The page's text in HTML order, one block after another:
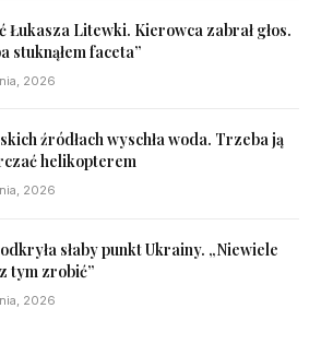
Łukasza Litewki. Kierowca zabrał głos.
stuknąłem faceta”
2026
źródłach wyschła woda. Trzeba ją
helikopterem
2026
słaby punkt Ukrainy. „Niewiele
tym zrobić”
2026